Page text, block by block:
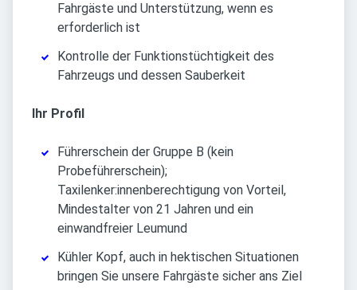
Fahrgäste und Unterstützung, wenn es
erforderlich ist
Kontrolle der Funktionstüchtigkeit des
Fahrzeugs und dessen Sauberkeit
Ihr Profil
Führerschein der Gruppe B (kein
Probeführerschein);
Taxilenker:innenberechtigung von Vorteil,
Mindestalter von 21 Jahren und ein
einwandfreier Leumund
Kühler Kopf, auch in hektischen Situationen
bringen Sie unsere Fahrgäste sicher ans Ziel